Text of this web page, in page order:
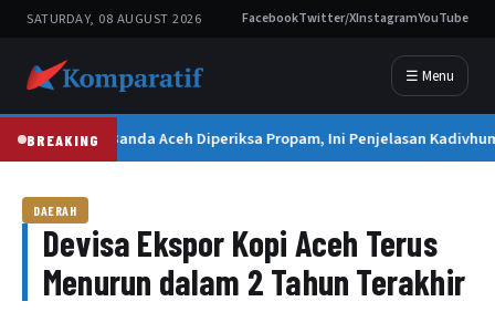
SATURDAY, 08 AUGUST 2026 FacebookTwitter/XInstagramYouTube
☰ Menu
BREAKING
Kapolresta Banda Aceh Diperiksa Propam, Ini Penjelasan
DAERAH
Devisa Ekspor Kopi Aceh Terus
Menurun dalam 2 Tahun Terakhir